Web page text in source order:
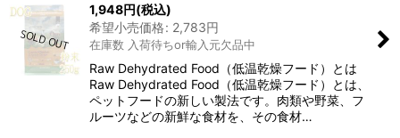
在庫あり
並び順
1,948円(税込)
希望小売価格: 2,783円
在庫数 入荷待ちor輸入元欠品中
Raw Dehydrated Food（低温乾燥フード）とは
Raw Dehydrated Food（低温乾燥フード）とは、
ペットフードの新しい製法です。肉類や野菜、フ
ルーツなどの新鮮な食材を、その食材…